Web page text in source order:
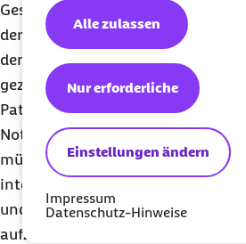
Einstellungen ändern
Nur erforderliche
Alle zulassen
Impressum
Datenschutz-Hinweise
Gesundheitsleitsystem geplant,
der Einrichtung von Integrierten
den Krankenhäusern. Damit ist die
gezielte Steuerung von
Patienten in die für sie notwendige
Notfallversorgung gegeben. Bund
müssen diese Chance jetzt nutzen,
integrierte und auf die Bedarfe
und Patienten ausgerichtete
aufzubauen.